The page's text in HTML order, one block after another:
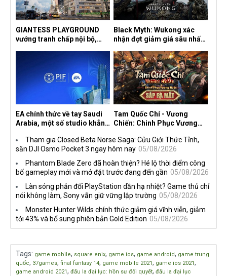
GIANTESS PLAYGROUND
vướng tranh chấp nội bộ,
ngầm chiếm đoạt doanh thu
Black Myth: Wukong xác
nhận đợt giảm giá sâu nhất
trên mọi nền tảng
EA chính thức về tay Saudi
Arabia, một số studio khẳng
lược DEI
Tam Quốc Chí - Vương
Chiến: Chinh Phục Vương
sáu thị trường Đông Nam Á
Tham gia Closed Beta Norse Saga: Cửu Giới Thức Tỉnh,
săn DJI Osmo Pocket 3 ngay hôm nay 05/08/2026
Phantom Blade Zero đã hoàn thiện? Hé lộ thời điểm công
bố gameplay mới và mở đặt trước đang đến gần 05/08/2026
Làn sóng phản đối PlayStation dần hạ nhiệt? Game thủ chỉ
nói không làm, Sony vẫn giữ vững lập trường 05/08/2026
Monster Hunter Wilds chính thức giảm giá vĩnh viễn, giảm
tới 43% và bổ sung phiên bản Gold Edition 05/08/2026
Tags: game mobile, square enix, game ios, game android, game trung
quốc, 37games, final fantasy 14, game mobile 2021, game ios 2021,
game android 2021, đấu la đại lục: hồn sư đối quyết, đấu la đại lục